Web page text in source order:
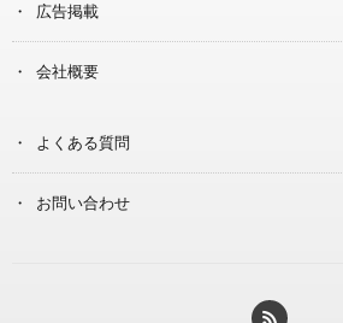
広告掲載
会社概要
よくある質問
お問い合わせ